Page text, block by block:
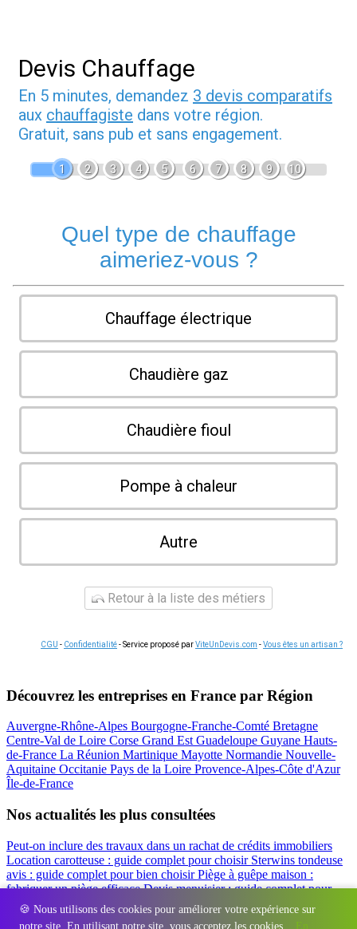
🍪 Nous utilisons des cookies pour améliorer votre expérience sur
notre site. En utilisant notre site, vous acceptez les cookies.
En
Devis Chauffage
En 5 minutes, demandez 3 devis comparatifs
aux chauffagiste dans votre région.
Gratuit, sans pub et sans engagement.
1 2 3 4 5 6 7 8 9 10
Quel type de chauffage
aimeriez-vous ?
Chauffage électrique
Chaudière gaz
Chaudière fioul
Pompe à chaleur
Autre
Retour à la liste des métiers
CGU - Confidentialité- Service proposé parViteUnDevis.com -Vous êtes un artisan ?
Découvrez les entreprises en France par Région
Auvergne-Rhône-Alpes Bourgogne-Franche-Comté Bretagne
Centre-Val de Loire Corse Grand EstGuadeloupe Guyane Hauts-
de-France La Réunion Martinique Mayotte Normandie Nouvelle-
Aquitaine Occitanie Pays de la Loire Provence-Alpes-Côte d'Azur
Île-de-France
Nos actualités les plus consultées
Peut-on inclure des travaux dans un rachat de crédits immobiliers
Location carotteuse : guide complet pour choisir Sterwins tondeuse
avis : guide complet pour bien choisirPiège à guêpe maison :
fabriquer un piège efficaceDevis menuisier : guide complet pour
obtenir le meilleur prix
Simulation rachat de crédit : regrouper prêt
travaux et crédits